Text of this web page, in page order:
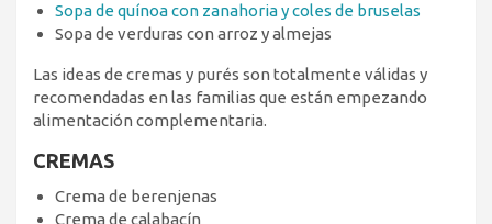
Sopa de quínoa con zanahoria y coles de bruselas
Sopa de verduras con arroz y almejas
Las ideas de cremas y purés son totalmente válidas y
recomendadas en las familias que están empezando
alimentación complementaria.
CREMAS
Crema de berenjenas
Crema de calabacín